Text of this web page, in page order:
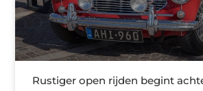
Rustiger open rijden begint